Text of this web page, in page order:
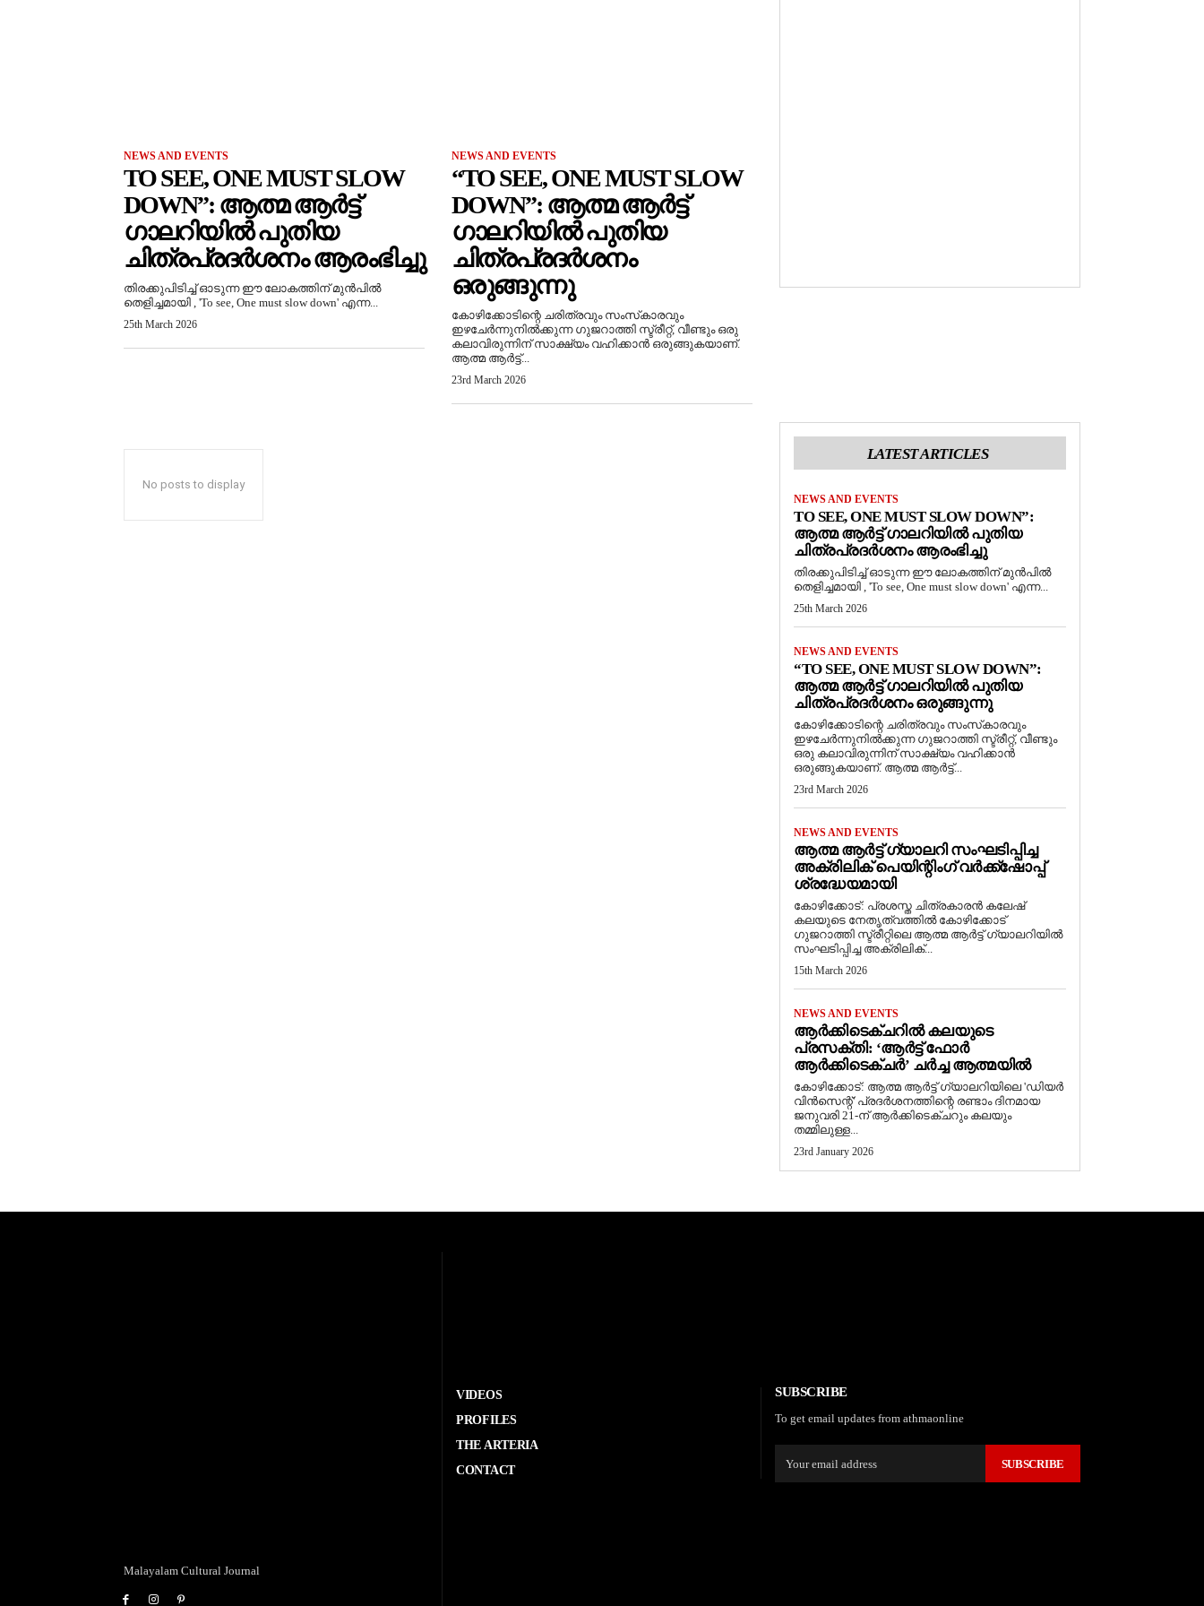
NEWS AND EVENTS
TO SEE, ONE MUST SLOW
DOWN”: ആത്മ ആർട്ട്
ഗാലറിയിൽ പുതിയ
ചിത്രപ്രദർശനം ആരംഭിച്ചു
തിരക്കുപിടിച്ച് ഓടുന്ന ഈ ലോകത്തിന് മുൻപിൽ
തെളിച്ചമായി , 'To see, One must slow down' എന്ന...
25th March 2026
NEWS AND EVENTS
“TO SEE, ONE MUST SLOW
DOWN”: ആത്മ ആർട്ട്
ഗാലറിയിൽ പുതിയ
ചിത്രപ്രദർശനം
ഒരുങ്ങുന്നു
കോഴിക്കോടിന്റെ ചരിത്രവും സംസ്‌കാരവും
ഇഴചേർന്നുനിൽക്കുന്ന ഗുജറാത്തി സ്ട്രീറ്റ്, വീണ്ടും ഒരു
കലാവിരുന്നിന് സാക്ഷ്യം വഹിക്കാൻ ഒരുങ്ങുകയാണ്.
ആത്മ ആർട്ട്...
23rd March 2026
No posts to display
LATEST ARTICLES
NEWS AND EVENTS
TO SEE, ONE MUST SLOW DOWN”:
ആത്മ ആർട്ട് ഗാലറിയിൽ പുതിയ
ചിത്രപ്രദർശനം ആരംഭിച്ചു
തിരക്കുപിടിച്ച് ഓടുന്ന ഈ ലോകത്തിന് മുൻപിൽ
തെളിച്ചമായി , 'To see, One must slow down' എന്ന...
25th March 2026
NEWS AND EVENTS
“TO SEE, ONE MUST SLOW DOWN”:
ആത്മ ആർട്ട് ഗാലറിയിൽ പുതിയ
ചിത്രപ്രദർശനം ഒരുങ്ങുന്നു
കോഴിക്കോടിന്റെ ചരിത്രവും സംസ്‌കാരവും
ഇഴചേർന്നുനിൽക്കുന്ന ഗുജറാത്തി സ്ട്രീറ്റ്, വീണ്ടും
ഒരു കലാവിരുന്നിന് സാക്ഷ്യം വഹിക്കാൻ
ഒരുങ്ങുകയാണ്. ആത്മ ആർട്ട്...
23rd March 2026
NEWS AND EVENTS
ആത്മ ആർട്ട് ഗ്യാലറി സംഘടിപ്പിച്ച
അക്രിലിക് പെയിന്റിംഗ് വർക്ക്‌ഷോപ്പ്
ശ്രദ്ധേയമായി
കോഴിക്കോട്: പ്രശസ്ത ചിത്രകാരൻ കലേഷ്
കലയുടെ നേതൃത്വത്തിൽ കോഴിക്കോട്
ഗുജറാത്തി സ്ട്രീറ്റിലെ ആത്മ ആർട്ട് ഗ്യാലറിയിൽ
സംഘടിപ്പിച്ച അക്രിലിക്...
15th March 2026
NEWS AND EVENTS
ആർക്കിടെക്ചറിൽ കലയുടെ
പ്രസക്തി: ‘ആർട്ട് ഫോർ
ആർക്കിടെക്ചർ’ ചർച്ച ആത്മയിൽ
​കോഴിക്കോട്: ആത്മ ആർട്ട് ഗ്യാലറിയിലെ 'ഡിയർ
വിൻസെന്റ്' പ്രദർശനത്തിന്റെ രണ്ടാം ദിനമായ
ജനുവരി 21-ന് ആർക്കിടെക്ചറും കലയും
തമ്മിലുള്ള...
23rd January 2026
Malayalam Cultural Journal
VIDEOS
PROFILES
THE ARTERIA
CONTACT
SUBSCRIBE
To get email updates from athmaonline
SUBSCRIBE